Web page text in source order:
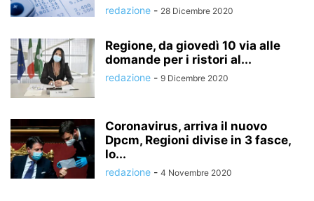
redazione - 28 Dicembre 2020
Regione, da giovedì 10 via alle
domande per i ristori al...
redazione - 9 Dicembre 2020
Coronavirus, arriva il nuovo
Dpcm, Regioni divise in 3 fasce,
lo...
redazione - 4 Novembre 2020